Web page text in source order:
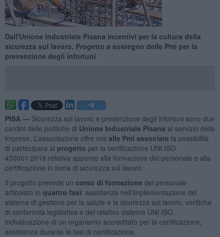
Dall'Unione Industriale Pisana incentivi per la cultura della
sicurezza sul lavoro. Progetto a sostegno delle Pmi per la
prevenzione degli infortuni
PISA — Sicurezza sul lavoro e prevenzione degli infortuni sono due
cardini delle politiche di Unione Industriale Pisana al servizio delle
imprese. L’associazione offre ora alle Pmi associate la possibilità
di partecipare al progetto per la certificazione UNI ISO
450001:2018 relativa appunto alla formazione del personale e alla
certificazione in tema di sicurezza sul lavoro.
Il progetto prevede un corso di formazione del personale
articolato in quattro fasi: assistenza nell’implementazione del
sistema di gestione per la salute e la sicurezza sul lavoro, verifiche
di conformità legislativa e del relativo sistema UNI ISO,
individuazione di un organismo accreditato per la certificazione,
assistenza durante le fasi di certificazione.